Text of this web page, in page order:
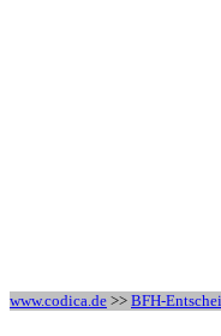
www.codica.de >> BFH-